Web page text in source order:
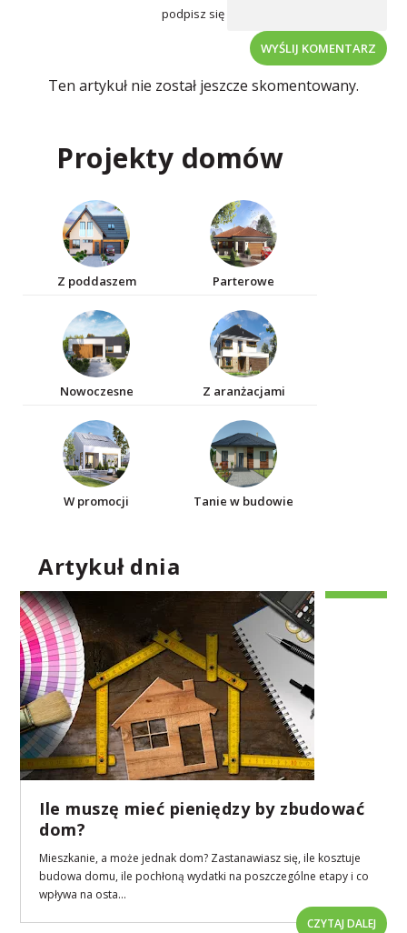
podpisz się
WYŚLIJ KOMENTARZ
Ten artykuł nie został jeszcze skomentowany.
Projekty domów
Z poddaszem Parterowe
Nowoczesne Z aranżacjami
W promocji Tanie w budowie
Artykuł dnia
Ile muszę mieć pieniędzy by zbudować
dom?
Mieszkanie, a może jednak dom? Zastanawiasz się, ile kosztuje
budowa domu, ile pochłoną wydatki na poszczególne etapy i co
wpływa na osta...
CZYTAJ DALEJ